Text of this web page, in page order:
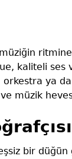
kaliteli ses
ya
müzik
bir